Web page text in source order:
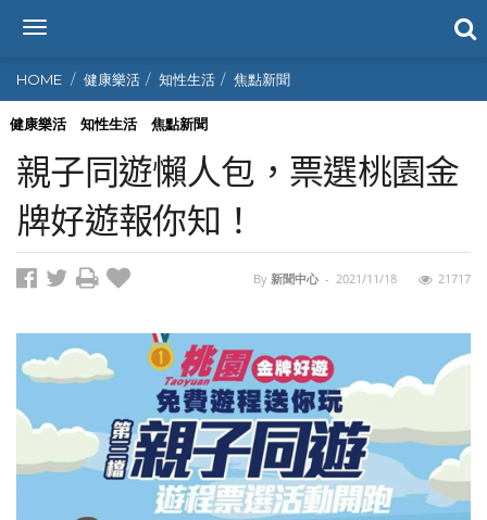
T
g
g
l
n
a
v
i
g
HOME 健康樂活 知性生活 焦點新聞
健康樂活 知性生活 焦點新聞
親子同遊懶人包，票選桃園金
牌好遊報你知！
By 新聞中心 - 2021/11/18 21717